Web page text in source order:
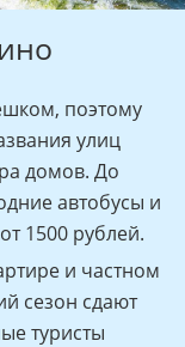
поэтому
улиц
домов. До
автобусы и
1500 рублей.
и частном
сезон сдают
туристы